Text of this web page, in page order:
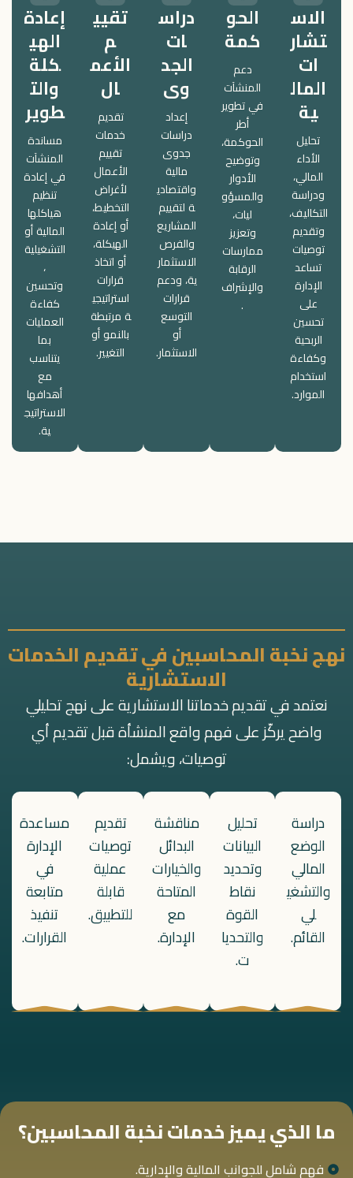
الاس
تشار
ات
المال
ية
تحليل
الأداء
المالي،
ودراسة
التكاليف،
وتقديم
توصيات
تساعد
الإدارة
على
تحسين
الربحية
وكفاءة
استخدام
الموارد.
الحو
كمة
دعم
المنشآت
في تطوير
أطر
الحوكمة،
وتوضيح
الأدوار
والمسؤو
ليات،
وتعزيز
ممارسات
الرقابة
والإشراف
.
دراس
ات
الجد
وى
إعداد
دراسات
جدوى
مالية
واقتصادي
ة لتقييم
المشاريع
والفرص
الاستثمار
ية، ودعم
قرارات
التوسع
أو
الاستثمار.
تقيي
م
الأعم
ال
تقديم
خدمات
تقييم
الأعمال
لأغراض
التخطيط،
أو إعادة
الهيكلة،
أو اتخاذ
قرارات
استراتيجي
ة مرتبطة
بالنمو أو
التغيير.
إعادة
الهي
كلة
والت
طوير
مساندة
المنشآت
في إعادة
تنظيم
هياكلها
المالية أو
التشغيلية
،
وتحسين
كفاءة
العمليات
بما
يتناسب
مع
أهدافها
الاستراتيج
ية.
نهج نخبة المحاسبين في تقديم الخدمات
الاستشارية
نعتمد في تقديم خدماتنا الاستشارية على نهج تحليلي
واضح يركّز على فهم واقع المنشأة قبل تقديم أي
توصيات، ويشمل:
دراسة
الوضع
المالي
والتشغي
لي
القائم.
تحليل
البيانات
وتحديد
نقاط
القوة
والتحديا
ت.
مناقشة
البدائل
والخيارات
المتاحة
مع
الإدارة.
تقديم
توصيات
عملية
قابلة
للتطبيق.
مساعدة
الإدارة
في
متابعة
تنفيذ
القرارات.
ما الذي يميز خدمات نخبة المحاسبين؟
فهم شامل للجوانب المالية والإدارية.